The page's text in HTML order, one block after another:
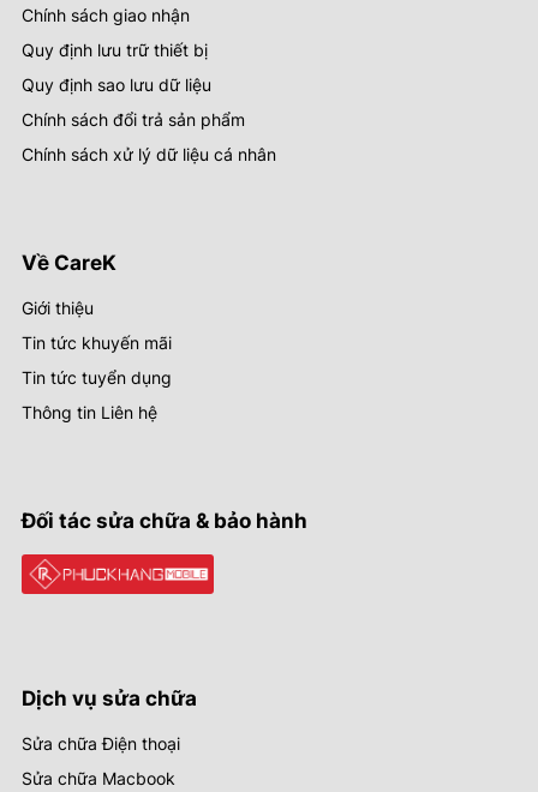
Chính sách giao nhận
Quy định lưu trữ thiết bị
Quy định sao lưu dữ liệu
Chính sách đổi trả sản phẩm
Chính sách xử lý dữ liệu cá nhân
Về CareK
Giới thiệu
Tin tức khuyến mãi
Tin tức tuyển dụng
Thông tin Liên hệ
Đối tác sửa chữa & bảo hành
Dịch vụ sửa chữa
Sửa chữa Điện thoại
Sửa chữa Macbook